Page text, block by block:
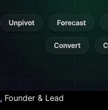
, Founder & Lead